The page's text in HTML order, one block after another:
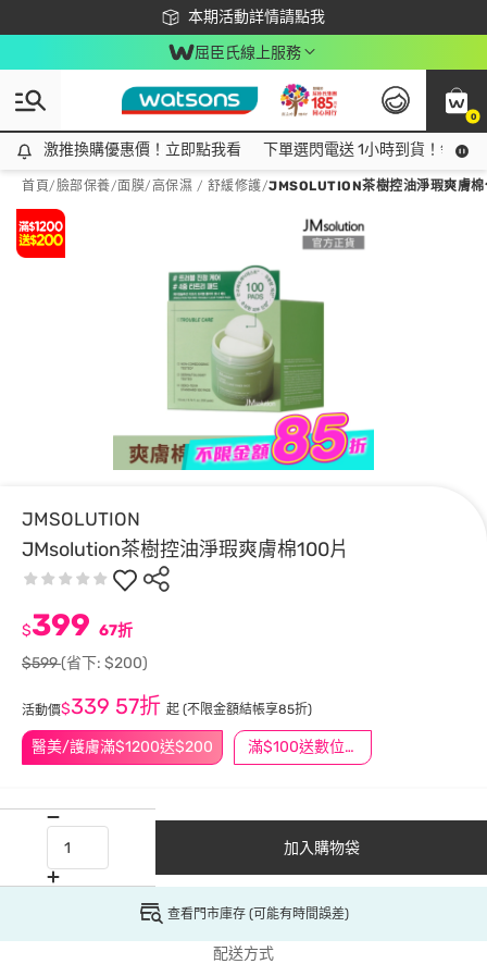
本期活動詳情請點我
下載app最高回饋$350
屈臣氏線上服務
0
激推換購優惠價！立即點我看
激推換購優惠價！立即點我看 下單選閃電送 1小時到貨！領神
首頁/臉部保養/面膜/ 高保濕 / 舒緩修護/JMSOLUTION茶樹控油淨瑕爽膚
JMSOLUTION
JMsolution茶樹控油淨瑕爽膚棉100片
醫美/護膚滿$1200送$200 滿$100送數位印花
$399 67折
$599(省下: $200)
活動價$339 57折 起 (不限金額結帳享85折)
加入購物袋
查看門市庫存 (可能有時間誤差)
配送方式